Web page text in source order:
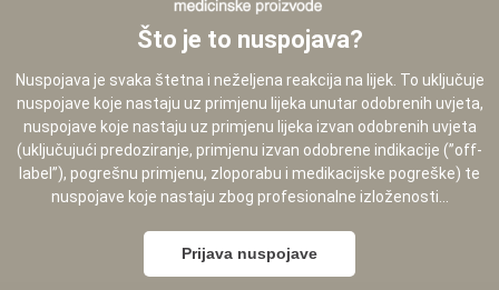
Što je to nuspojava?
Nuspojava je svaka štetna i neželjena reakcija na lijek. To uključuje
nuspojave koje nastaju uz primjenu lijeka unutar odobrenih uvjeta,
nuspojave koje nastaju uz primjenu lijeka izvan odobrenih uvjeta
(uključujući predoziranje, primjenu izvan odobrene indikacije (”off-
label”), pogrešnu primjenu, zloporabu i medikacijske pogreške) te
nuspojave koje nastaju zbog profesionalne izloženosti...
Prijava nuspojave